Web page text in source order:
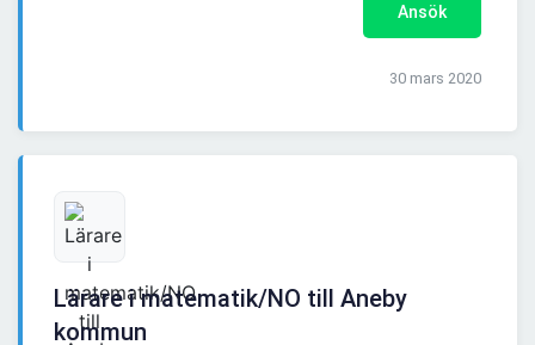
Ansök
30 mars 2020
Lärare i matematik/NO till Aneby
kommun